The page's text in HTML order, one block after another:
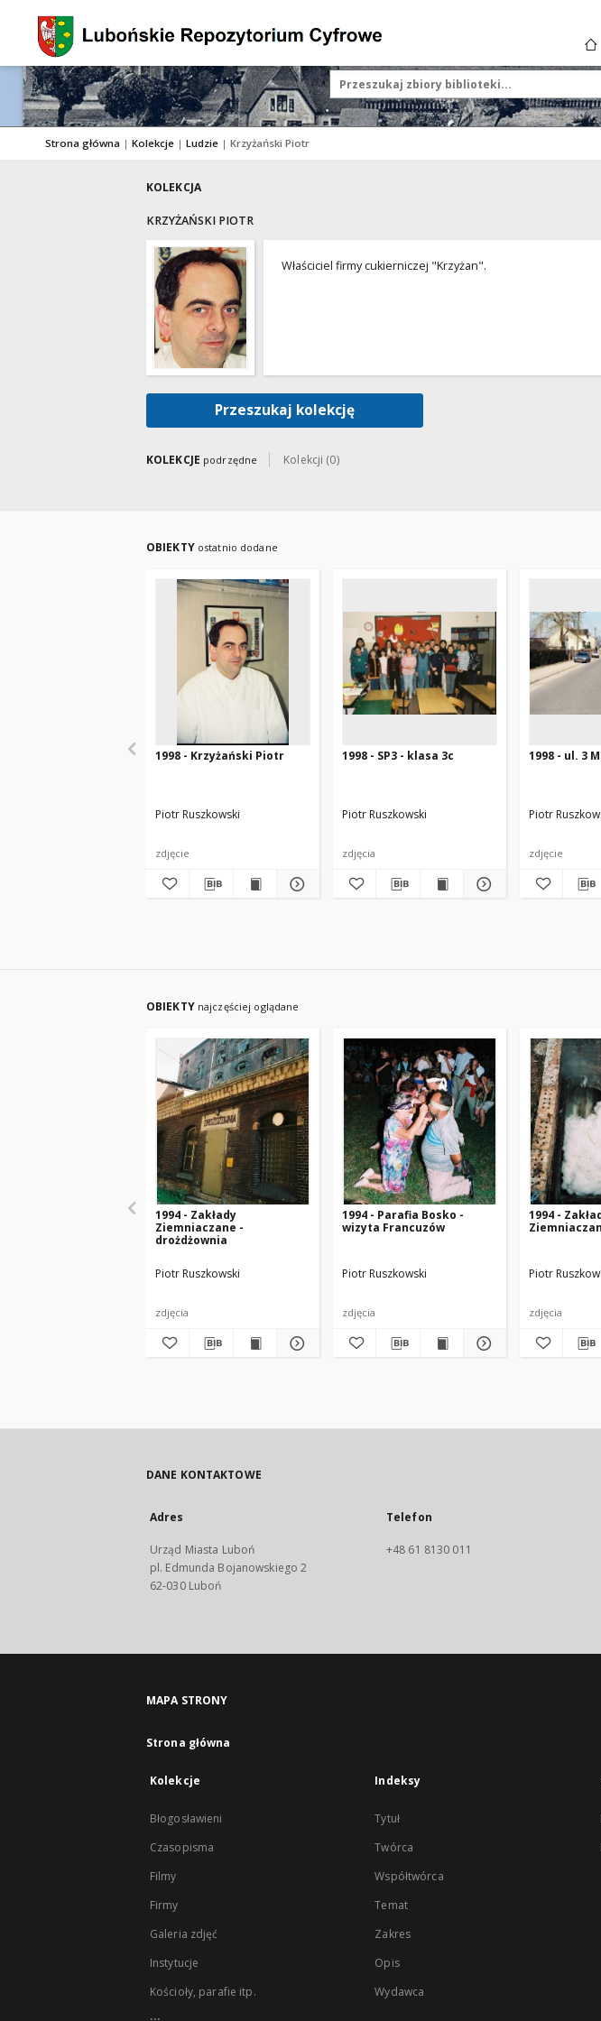
Strona główna | Kolekcje | Ludzie | Krzyżański Piotr
KOLEKCJA
KRZYŻAŃSKI PIOTR
Właściciel firmy cukierniczej "Krzyżan".
Przeszukaj kolekcję
KOLEKCJE podrzędne Kolekcji (0)
OBIEKTY ostatnio dodane
1998 - Krzyżański Piotr
Piotr Ruszkowski
zdjęcie
1998 - SP3 - klasa 3c
Piotr Ruszkowski
zdjęcia
1998 - ul. 3
Piotr
zdjęcie
OBIEKTY najczęściej oglądane
1994 - Zakłady
Ziemniaczane -
drożdżownia
Piotr Ruszkowski
zdjęcia
1994 - Parafia Bosko -
wizyta Francuzów
Piotr Ruszkowski
zdjęcia
1994 -
Piotr
zdjęcia
DANE KONTAKTOWE
Adres
Urząd Miasta Luboń
pl. Edmunda Bojanowskiego 2
62-030 Luboń
Telefon
+48 61 8130 011
MAPA STRONY
Strona główna
Kolekcje
Błogosławieni
Czasopisma
Filmy
Firmy
Galeria zdjęć
Instytucje
Kościoły, parafie itp.
...
Indeksy
Tytuł
Twórca
Współtwórca
Temat
Zakres
Opis
Wydawca